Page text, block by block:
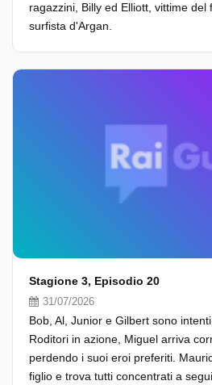
ragazzini, Billy ed Elliott, vittime del
surfista d'Argan.
Stagione 3, Episodio 20
31/07/2026
Bob, Al, Junior e Gilbert sono
Roditori in azione, Miguel arriva
perdendo i suoi eroi preferiti.
figlio e trova tutti concentrati a